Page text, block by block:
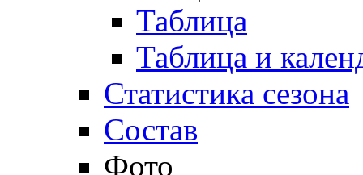
Таблица
Таблица и
Статистика сезона
Состав
Фото